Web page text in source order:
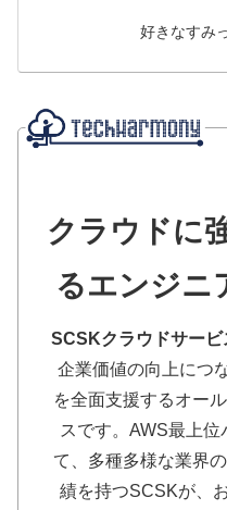
好きなすみ
クラウドに
るエンジニ
SCSKクラウドサービ
企業価値の向上につ
を全面支援するオー
スです。AWS最上位
て、多種多様な業界
績を持つSCSKが、